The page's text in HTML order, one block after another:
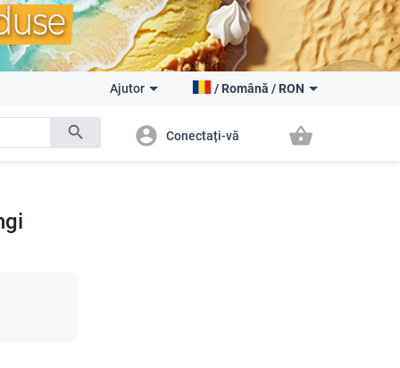
search
Ajutor / Română / RON
account_circle Conectați-vă shopping_basket